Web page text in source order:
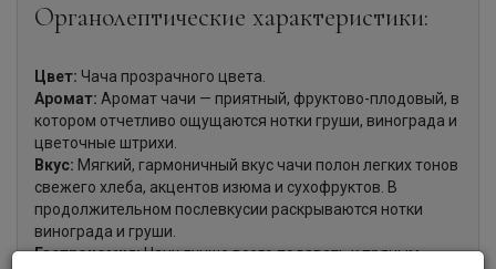
Органолептические характеристики:
Цвет: Чача прозрачного цвета.
Аромат: Аромат чачи — приятный, фруктово-плодовый, в
котором отчетливо ощущаются нотки груши, винограда и
цветочные штрихи.
Вкус: Мягкий, гармоничный вкус чачи полон легких тонов
свежего хлеба, акцентов изюма и сухофруктов. В
продолжительном послевкусии раскрываются нотки
винограда и груши.
Гастрономия:Чачу лучше всего подавать к пряным